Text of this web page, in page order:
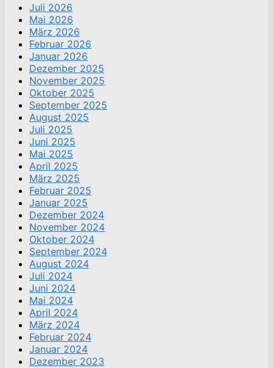
Juli 2026
Mai 2026
März 2026
Februar 2026
Januar 2026
Dezember 2025
November 2025
Oktober 2025
September 2025
August 2025
Juli 2025
Juni 2025
Mai 2025
April 2025
März 2025
Februar 2025
Januar 2025
Dezember 2024
November 2024
Oktober 2024
September 2024
August 2024
Juli 2024
Juni 2024
Mai 2024
April 2024
März 2024
Februar 2024
Januar 2024
Dezember 2023